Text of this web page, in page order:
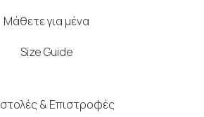
Μάθετε για μένα
Size Guide
& Επιστροφές